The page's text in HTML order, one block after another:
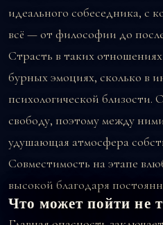
идеального собеседника, с
всё — от философии до
Страсть в таких
бурных эмоциях, сколько в
психологической близости.
свободу, поэтому между
удушающая атмосфера
Совместимость на этапе
высокой благодаря
Что может пойти не